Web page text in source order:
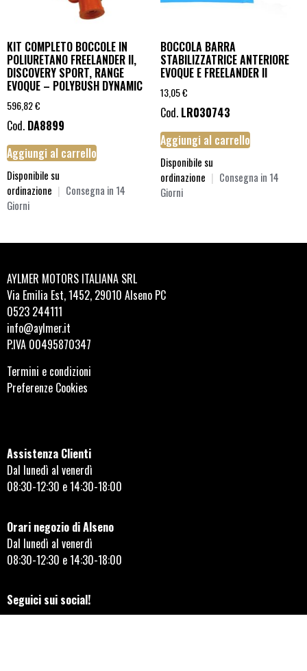
KIT COMPLETO BOCCOLE IN
POLIURETANO FREELANDER II,
DISCOVERY SPORT, RANGE
EVOQUE – POLYBUSH DYNAMIC
596,82€
Cod. DA8899
Aggiungi al carrello
Disponibile su
ordinazione | Consegna in 14
Giorni
BOCCOLA BARRA
STABILIZZATRICE ANTERIORE
EVOQUE E FREELANDER II
13,05€
Cod. LR030743
Aggiungi al carrello
Disponibile su
ordinazione | Consegna in 14
Giorni
AYLMER MOTORS ITALIANA SRL
Via Emilia Est, 1452, 29010 Alseno PC
0523 244111
info@aylmer.it
P.IVA 00495870347
Termini e condizioni
Preferenze Cookies
Assistenza Clienti
Dal lunedì al venerdì
08:30-12:30 e 14:30-18:00
Orari negozio di Alseno
Dal lunedì al venerdì
08:30-12:30 e 14:30-18:00
Seguici sui social!